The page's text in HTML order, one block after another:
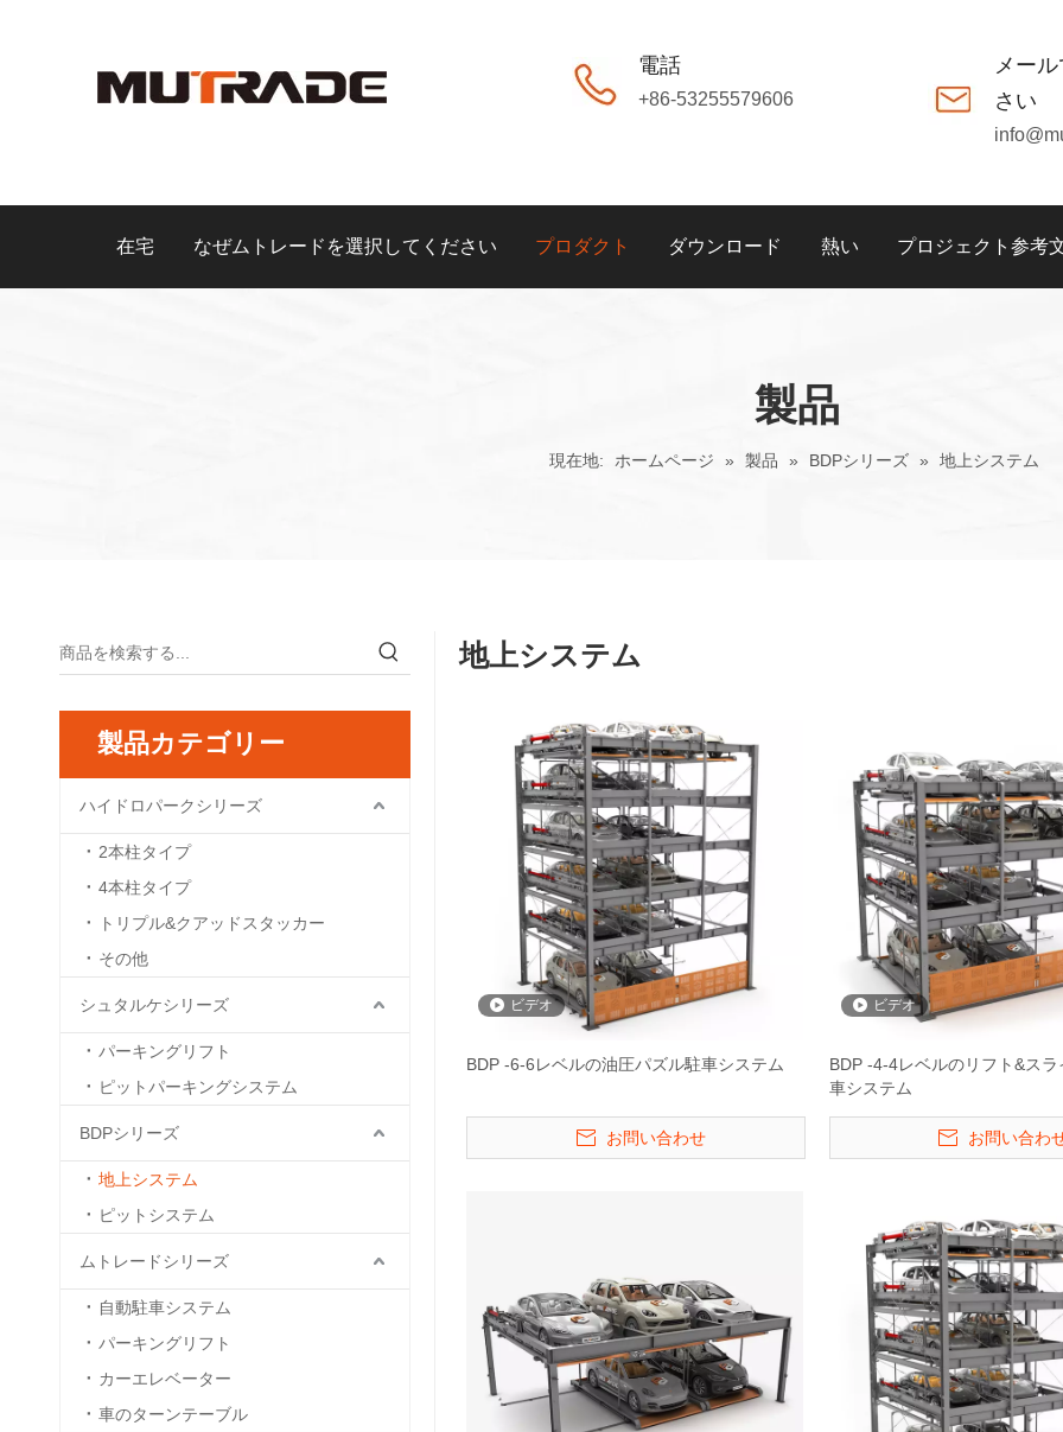
電話
+86-53255579606
メー
さい
在宅 なぜムトレードを選択してください プロダクト ダウンロード 熱い プロジェクト参考
製品
現在地: ホームページ » 製品 » BDPシリーズ » 地上システム
製品カテゴリー
ハイドロパークシリーズ
2本柱タイプ
4本柱タイプ
トリプル&クアッドスタッカー
その他
シュタルケシリーズ
パーキングリフト
ピットパーキングシステム
BDPシリーズ
地上システム
ピットシステム
ムトレードシリーズ
自動駐車システム
パーキングリフト
カーエレベーター
車のターンテーブル
地上システム
ビデオ
BDP -6-6レベルの油圧パズル駐車システム
お問い合わせ
ビデオ
BDP -4-4レベルのリフト&ス
車システム
お問い合わ